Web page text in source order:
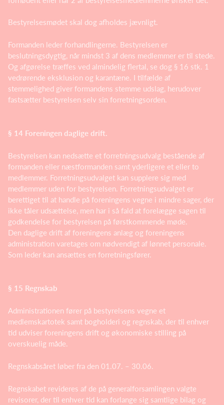
Bestyrelsesmødet skal dog afholdes jævnligt.
Formanden leder forhandlingerne. Bestyrelsen er
beslutningsdygtig, når mindst 3 af dens medlemmer er til stede.
Og afgørelse træffes ved almindelig flertal, se dog § 16 stk. 1
vedrørende eksklusion og karantæne. I tilfælde af
stemmelighed giver formandens stemme udslag, herudover
fastsætter bestyrelsen selv sin forretningsorden.
§ 14 Foreningen daglige drift.
Bestyrelsen kan nedsætte et forretningsudvalg bestående af
formanden eller næstformanden samt yderligere et eller to
medlemmer. Forretningsudvalget kan supplere sig med
medlemmer uden for bestyrelsen. Forretningsudvalget er
berettiget til at handle på foreningens vegne i mindre sager, der
ikke tåler udsættelse, men har i så fald at forelægge sagen til
godkendelse for bestyrelsen på førstkommende møde.
Den daglige drift af foreningens anlæg og foreningens
administration varetages om nødvendigt af lønnet personale.
Som leder kan ansættes en forretningsfører.
§ 15 Regnskab
Administrationen fører på bestyrelsens vegne et
medlemskartotek samt bogholderi og regnskab, der til enhver
tid udviser foreningens drift og økonomiske stilling på
overskuelig måde.
Regnskabsåret løber fra den 01.07. – 30.06.
Regnskabet revideres af de på generalforsamlingen valgte
revisorer, der til enhver tid kan forlange sig samtlige bilag og